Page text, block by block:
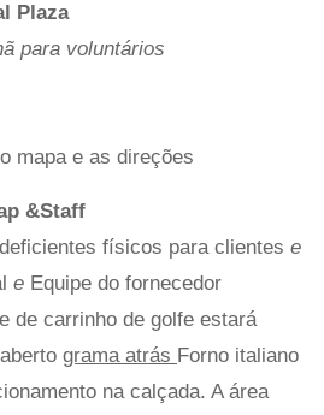
Plaza
para voluntários
mapa e as direções
&Staff
físicos para clientes e
e Equipe do fornecedor
de carrinho de golfe estará
grama atrás Forno italiano
na calçada. A área